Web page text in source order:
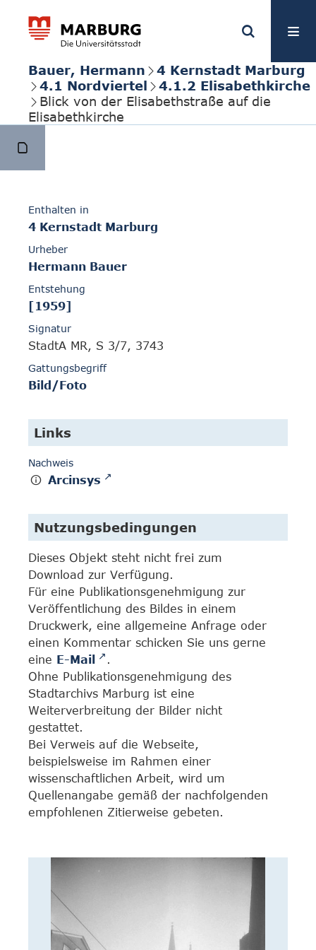
Bauer, Hermann
4 Kernstadt Marburg
4.1 Nordviertel
4.1.2 Elisabethkirche
Blick von der Elisabethstraße auf die
Elisabethkirche
Enthalten in
4 Kernstadt Marburg
Urheber
Hermann Bauer
Entstehung
[1959]
Signatur
StadtA MR, S 3/7, 3743
Gattungsbegriff
Bild/Foto
Links
Nachweis
Arcinsys
Nutzungsbedingungen
Dieses Objekt steht nicht frei zum
Download zur Verfügung.
Für eine Publikationsgenehmigung zur
Veröffentlichung des Bildes in einem
Druckwerk, eine allgemeine Anfrage oder
einen Kommentar schicken Sie uns gerne
eine E-Mail
.
Ohne Publikationsgenehmigung des
Stadtarchivs Marburg ist eine
Weiterverbreitung der Bilder nicht
gestattet.
Bei Verweis auf die Webseite,
beispielsweise im Rahmen einer
wissenschaftlichen Arbeit, wird um
Quellenangabe gemäß der nachfolgenden
empfohlenen Zitierweise gebeten.